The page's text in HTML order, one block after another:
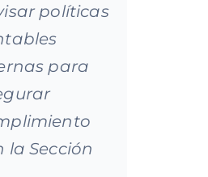
políticas
para
la Sección